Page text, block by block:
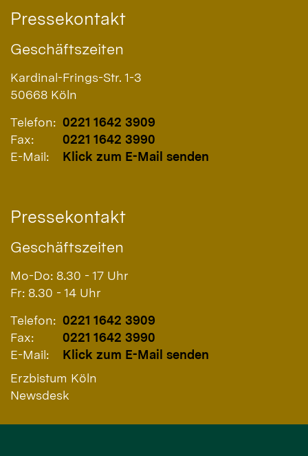
Pressekontakt
Geschäftszeiten
Kardinal-Frings-Str. 1-3
50668 Köln
Telefon: 0221 1642 3909
Fax:
0221 1642 3990
E-Mail:
Klick zum E-Mail senden
Pressekontakt
Geschäftszeiten
Mo-Do: 8.30 - 17 Uhr
Fr: 8.30 - 14 Uhr
Telefon: 0221 1642 3909
Fax:
0221 1642 3990
E-Mail:
Klick zum E-Mail senden
Erzbistum Köln
Newsdesk